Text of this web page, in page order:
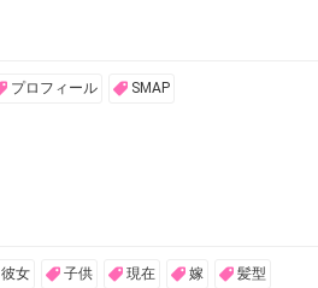
プロフィール SMAP
彼女 子供 現在 嫁 髪型